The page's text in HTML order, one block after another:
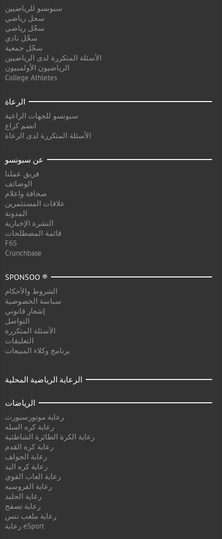
سبونسو للرياضيين
سجل رياضي
سجّل رياضي
سجّل نادي
سجّل جمعية
الأسئلة المتكررة لدى الرياضيين
الرياضيون الأولمبيون
College Athletes
الرعاة
سبونسو للجهات الراعية
انضم كراع
الأسئلة المتكررة لدى الرعاة
عن سبونسو
فريق عملنا
الوضائف
صحافة واعلام
علاقات المستثمرين
المدونة
النشرة الإخبارية
قائمة المصطلحات
F6S
Crunchbase
SPONSOO ®
الشروط والأحكام
سياسة الخصوصية
إشعار قانوني
التواصل
الأسئلة المتكررة
التعليقات
برنامج وكلاء المبيعات
الرعاية الرياضية المحلية
الرياضات
رعاية موتورسبورت
رعاية كره السله
رعاية الكرة الطائرة الشاطئية
رعاية كره القدم
رعاية الجولف
رعاية كره اليد
رعاية العاب القوي
رعاية الفروسيه
رعاية الجليد
رعاية تصفح
رعاية ملعب تنس
رعاية eSport